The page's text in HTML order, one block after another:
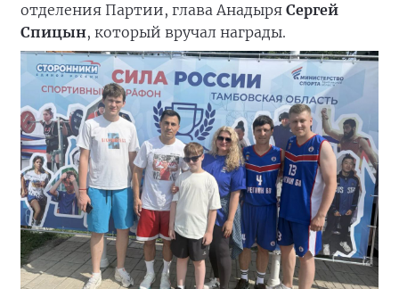
отделения Партии, глава Анадыря Сергей
Спицын, который вручал награды.